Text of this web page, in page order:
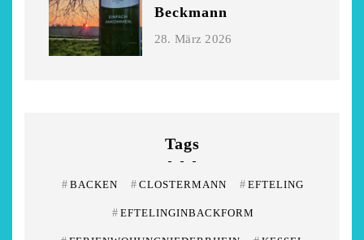
Beckmann
28. März 2026
Tags
# BACKEN # CLOSTERMANN # EFTELING
# EFTELINGINBACKFORM